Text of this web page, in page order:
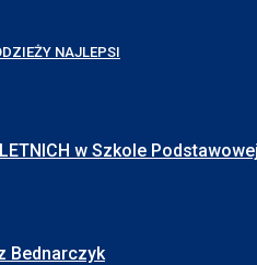
NAJLEPSI
w Szkole
Bednarczyk